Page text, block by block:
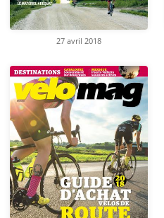
27 avril 2018